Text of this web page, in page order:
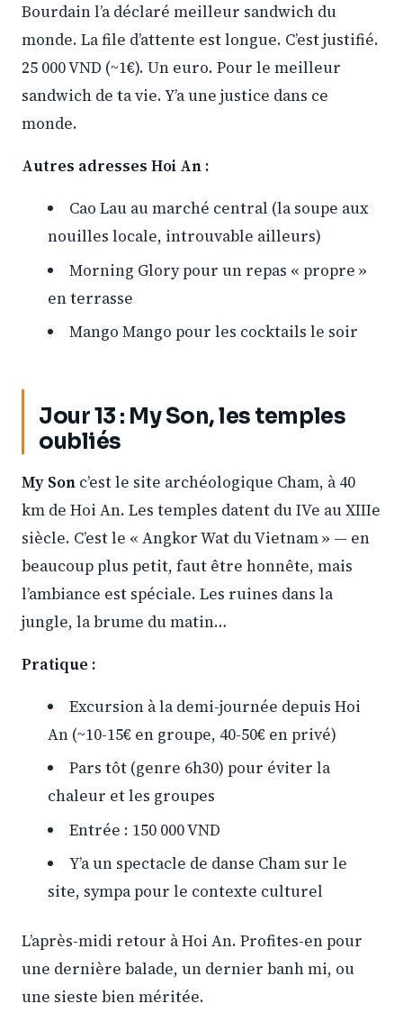
Bourdain l’a déclaré meilleur sandwich du
monde. La file d’attente est longue. C’est justifié.
25 000 VND (~1€). Un euro. Pour le meilleur
sandwich de ta vie. Y’a une justice dans ce
monde.
Autres adresses Hoi An :
Cao Lau au marché central (la soupe aux
nouilles locale, introuvable ailleurs)
Morning Glory pour un repas « propre »
en terrasse
Mango Mango pour les cocktails le soir
Jour 13 : My Son, les temples
oubliés
My Son c’est le site archéologique Cham, à 40
km de Hoi An. Les temples datent du IVe au XIIIe
siècle. C’est le « Angkor Wat du Vietnam » — en
beaucoup plus petit, faut être honnête, mais
l’ambiance est spéciale. Les ruines dans la
jungle, la brume du matin…
Pratique :
Excursion à la demi-journée depuis Hoi
An (~10-15€ en groupe, 40-50€ en privé)
Pars tôt (genre 6h30) pour éviter la
chaleur et les groupes
Entrée : 150 000 VND
Y’a un spectacle de danse Cham sur le
site, sympa pour le contexte culturel
L’après-midi retour à Hoi An. Profites-en pour
une dernière balade, un dernier banh mi, ou
une sieste bien méritée.